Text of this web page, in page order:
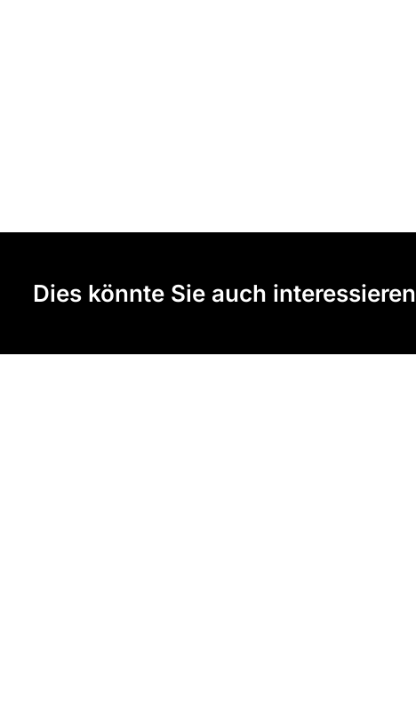
Dies könnte Sie auch interessieren